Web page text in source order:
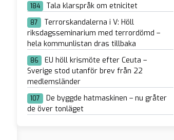
184 Tala klarspråk om etnicitet
87
Terrorskandalerna i V: Höll
riksdagsseminarium med terrordömd –
hela kommunlistan dras tillbaka
86
EU höll krismöte efter Ceuta –
Sverige stod utanför brev från 22
medlemsländer
107
De byggde hatmaskinen – nu gråter
de över tonläget